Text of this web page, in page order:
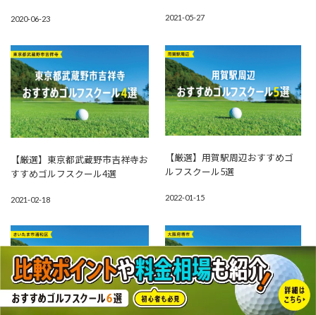
2020-06-23 2021-05-27
【厳選】東京都武蔵野市吉祥寺お
すすめゴルフスクール4選
2021-02-18
【厳選】用賀駅周辺おすすめゴ
ルフスクール5選
2022-01-15